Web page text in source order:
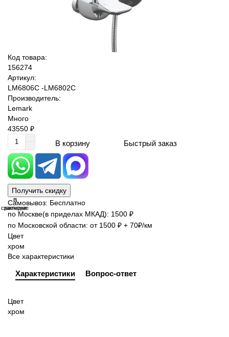
Код товара:
156274
Артикул:
LM6806C -LM6802C
Производитель:
Lemark
Много
43550 ₽
В корзину Быстрый заказ
Получить скидку
В
закладки
В
сравнение
Самовывоз: Бесплатно
по Москве(в приделах МКАД): 1500 ₽
по Московской области: от 1500 ₽ + 70₽/км
Цвет
хром
Все характеристики
Характеристики Вопрос-ответ
Цвет
хром